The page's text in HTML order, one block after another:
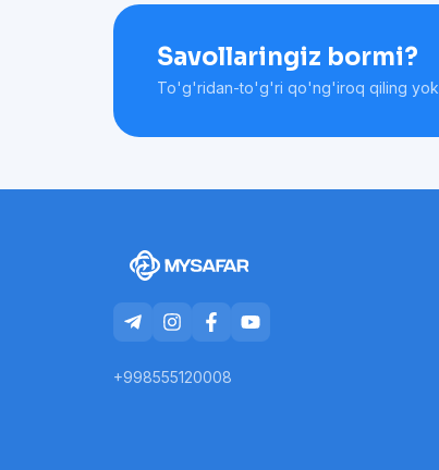
Savollaringiz bormi?
To'g'ridan-to'g'ri qo'ng'iroq qiling
+998555120008